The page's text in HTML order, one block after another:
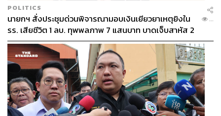
POLITICS
นายกฯ สั่งประชุมด่วนพิจารณามอบเงินเยียวยาเหตุยิงใน
รร. เสียชีวิต 1 ลบ. ทุพพลภาพ 7 แสนบาท บาดเจ็บสาหัส 2
แสนบาท บาดเจ็บเล็กน้อย 1 แสนบาท
...